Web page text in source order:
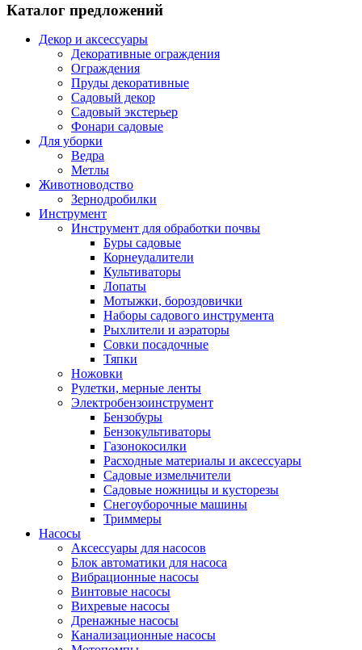
Каталог предложений
Декор и аксессуары
Декоративные ограждения
Ограждения
Пруды декоративные
Садовый декор
Садовый экстерьер
Фонари садовые
Для уборки
Ведра
Метлы
Животноводство
Зернодробилки
Инструмент
Инструмент для обработки почвы
Буры садовые
Корнеудалители
Культиваторы
Лопаты
Мотыжки, бороздовички
Наборы садового инструмента
Рыхлители и аэраторы
Совки посадочные
Тяпки
Ножовки
Рулетки, мерные ленты
Электробензоинструмент
Бензобуры
Бензокультиваторы
Газонокосилки
Расходные материалы и аксессуары
Садовые измельчители
Садовые ножницы и кусторезы
Снегоуборочные машины
Триммеры
Насосы
Аксессуары для насосов
Блок автоматики для насоса
Вибрационные насосы
Винтовые насосы
Вихревые насосы
Дренажные насосы
Канализационные насосы